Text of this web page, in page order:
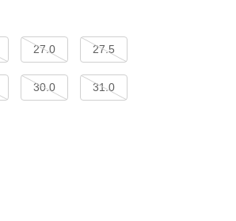
27.0 27.5
30.0 31.0